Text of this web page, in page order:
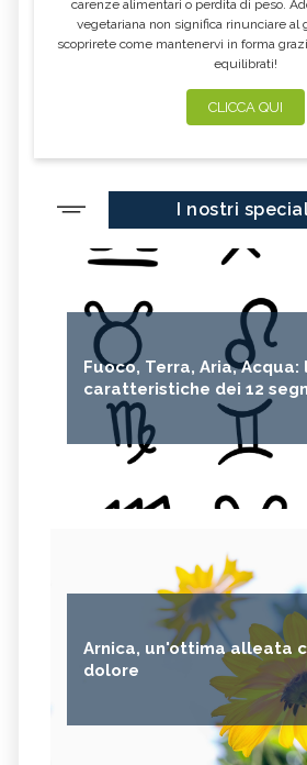
carenze alimentari o perdita di peso.
vegetariana non significa rinunciare al
scoprirete come mantenervi in forma
equilibrati!
CLICCA QUI
I nostri
Fuoco, Terra, Aria, Acqua:
caratteristiche dei 12
Arnica, un'ottima alleata
dolore